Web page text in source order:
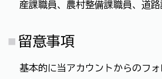
産課職員、農村整備課職員、道路
留意事項
基本的に当アカウントからのフ